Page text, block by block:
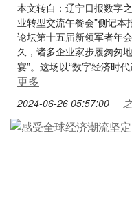
本文转自：辽宁日报数字
业转型交流午餐会”侧记
论坛第十五届新领军者年
久，诸多企业家步履匆匆
宴”。这场以“数字经济时
更多
2024-06-26 05:57:00